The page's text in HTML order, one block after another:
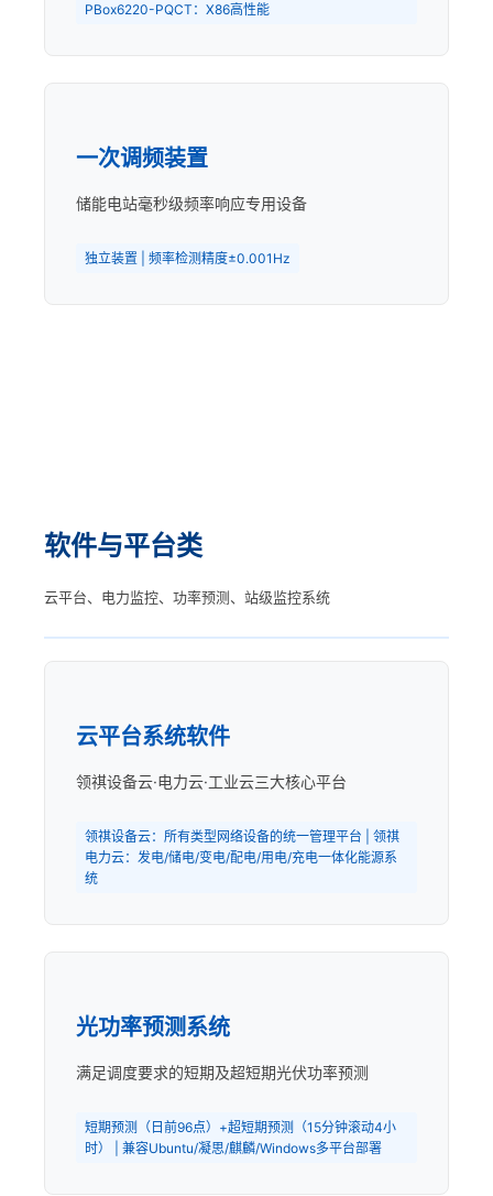
PBox6220-PQCT：X86高性能
一次调频装置
储能电站毫秒级频率响应专用设备
独立装置 | 频率检测精度±0.001Hz
软件与平台类
云平台、电力监控、功率预测、站级监控系统
云平台系统软件
领祺设备云·电力云·工业云三大核心平台
领祺设备云：所有类型网络设备的统一管理平台 | 领祺
电力云：发电/储电/变电/配电/用电/充电一体化能源系
统
光功率预测系统
满足调度要求的短期及超短期光伏功率预测
短期预测（日前96点）+超短期预测（15分钟滚动4小
时） | 兼容Ubuntu/凝思/麒麟/Windows多平台部署